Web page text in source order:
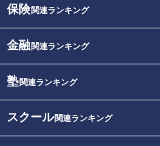
保険関連ランキング
金融関連ランキング
塾関連ランキング
スクール関連ランキング